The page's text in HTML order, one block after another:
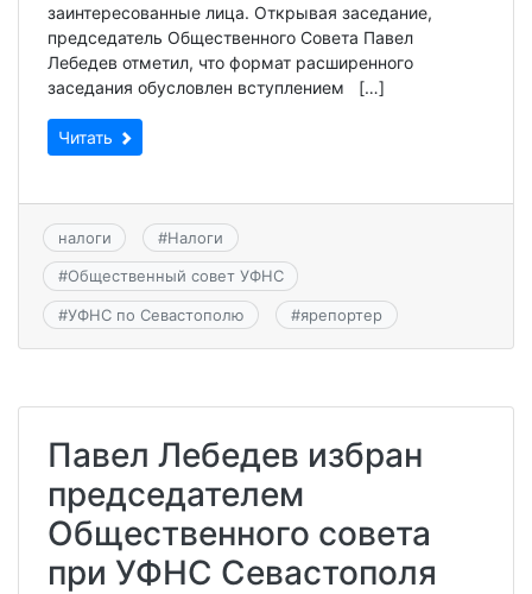
заинтересованные лица. Открывая заседание,
председатель Общественного Совета Павел
Лебедев отметил, что формат расширенного
заседания обусловлен вступлением […]
Читать
налоги #Налоги
#Общественный совет УФНС
#УФНС по Севастополю #ярепортер
Павел Лебедев избран
председателем
Общественного совета
при УФНС Севастополя